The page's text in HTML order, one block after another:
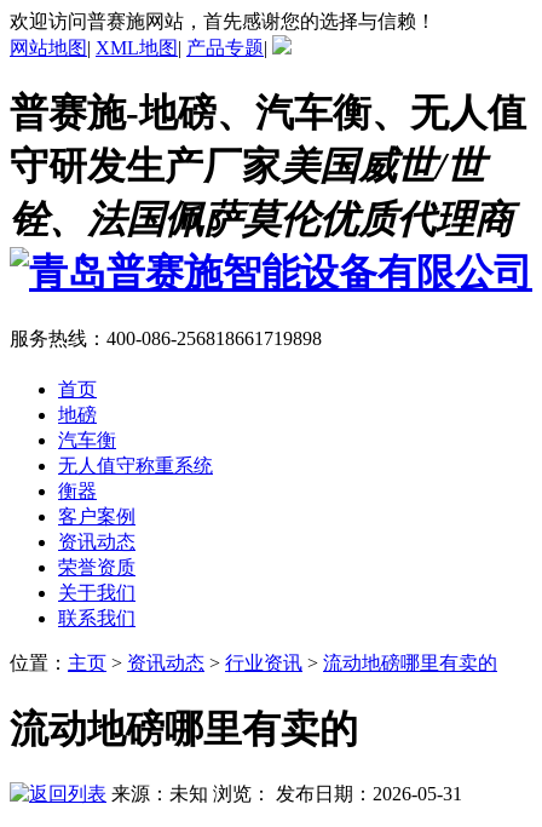
欢迎访问普赛施网站，首先感谢您的选择与信赖！
网站地图| XML地图| 产品专题|
普赛施-地磅、汽车衡、无人值
守研发生产厂家美国威世/世
铨、法国佩萨莫伦优质代理商
服务热线： 400-086-256818661719898
首页
地磅
汽车衡
无人值守称重系统
衡器
客户案例
资讯动态
荣誉资质
关于我们
联系我们
位置 ： 主页 > 资讯动态 > 行业资讯 > 流动地磅哪里有卖的
流动地磅哪里有卖的
来源：未知 浏览： 发布日期：2026-05-31